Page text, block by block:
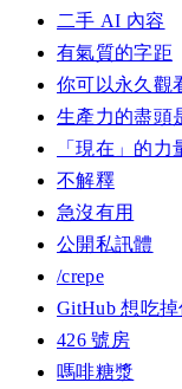
二手 AI 內容
有氣質的字距
你可以永久觀
生產力的盡頭
「現在」的力
不解釋
急沒有用
公開私訊體
/crepe
GitHub 想吃
426 號房
嗎啡糖漿